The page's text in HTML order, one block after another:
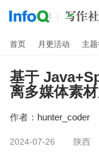
首页 月更活动 主
基于
离多媒体素
作者： hunter_coder
2024-07-26
陕西